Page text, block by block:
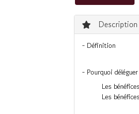
Description
- Définition
- Pourquoi déléguer
Les
Les